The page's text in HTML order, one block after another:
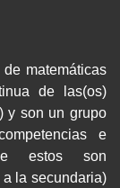
de matemáticas
de las(os)
y son un grupo
e
estos son
la secundaria)